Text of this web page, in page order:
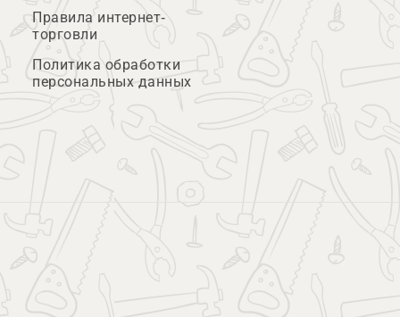
Правила интернет-
торговли
Политика обработки
персональных данных